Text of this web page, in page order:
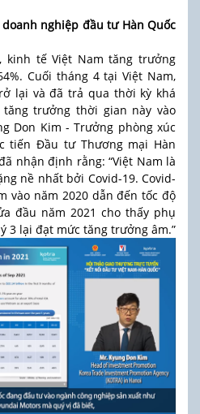
nghiệp đầu tư Hàn Quốc
kinh tế Việt Nam tăng trưởng
Cuối tháng 4 tại Việt Nam,
lại và đã trả qua thời kỳ khá
trưởng thời gian này vào
Don Kim - Trưởng phòng xúc
tiến Đầu tư Thương mại Hàn
nhận định rằng: “Việt Nam là
nề nhất bởi Covid-19. Covid-
vào năm 2020 dẫn đến tốc độ
đầu năm 2021 cho thấy phụ
3 lại đạt mức tăng trưởng âm.”